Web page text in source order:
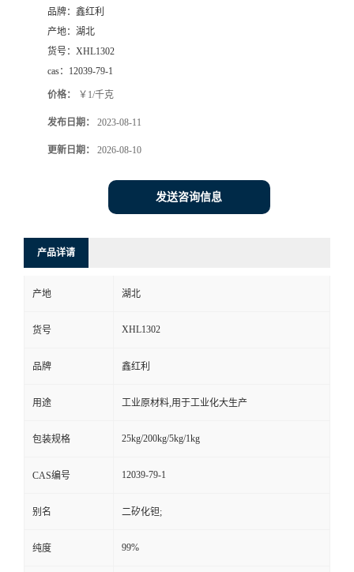
品牌： 鑫红利
产地： 湖北
货号： XHL1302
cas： 12039-79-1
价格： ￥1/千克
发布日期： 2023-08-11
更新日期： 2026-08-10
发送咨询信息
产品详请
产地 湖北
货号 XHL1302
品牌 鑫红利
用途 工业原材料,用于工业化大生产
包装规格 25kg/200kg/5kg/1kg
CAS编号 12039-79-1
别名 二矽化钽;
纯度 99%